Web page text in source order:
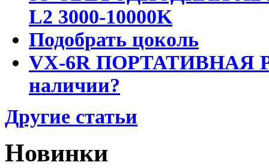
L2 3000-10000K
Подобрать цоколь
VX-6R ПОРТАТИВНАЯ
наличии?
Другие статьи
Новинки